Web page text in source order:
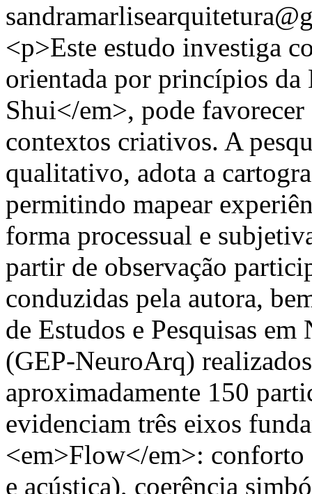
<p>Este estudo investiga
orientada por princípios da
Shui</em>, pode
contextos criativos. A
qualitativo, adota a
permitindo mapear
forma processual e
partir de observação
conduzidas pela autora,
de Estudos e Pesquisas
(GEP-NeuroArq)
aproximadamente 150
evidenciam três eixos
<em>Flow</em>:
e acústica), coerência